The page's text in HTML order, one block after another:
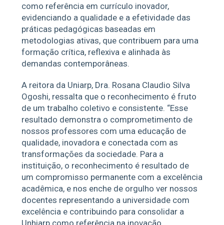
como referência em currículo inovador,
evidenciando a qualidade e a efetividade das
práticas pedagógicas baseadas em
metodologias ativas, que contribuem para uma
formação crítica, reflexiva e alinhada às
demandas contemporâneas.
A reitora da Uniarp, Dra. Rosana Claudio Silva
Ogoshi, ressalta que o reconhecimento é fruto
de um trabalho coletivo e consistente. “Esse
resultado demonstra o comprometimento de
nossos professores com uma educação de
qualidade, inovadora e conectada com as
transformações da sociedade. Para a
instituição, o reconhecimento é resultado de
um compromisso permanente com a excelência
acadêmica, e nos enche de orgulho ver nossos
docentes representando a universidade com
excelência e contribuindo para consolidar a
Unhiarp como referência na inovação